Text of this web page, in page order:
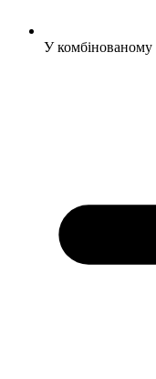
У комбінованому